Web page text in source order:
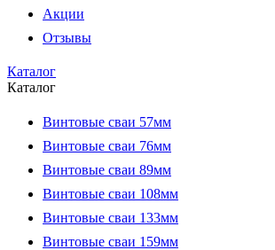
Акции
Отзывы
Каталог
Каталог
Винтовые сваи 57мм
Винтовые сваи 76мм
Винтовые сваи 89мм
Винтовые сваи 108мм
Винтовые сваи 133мм
Винтовые сваи 159мм